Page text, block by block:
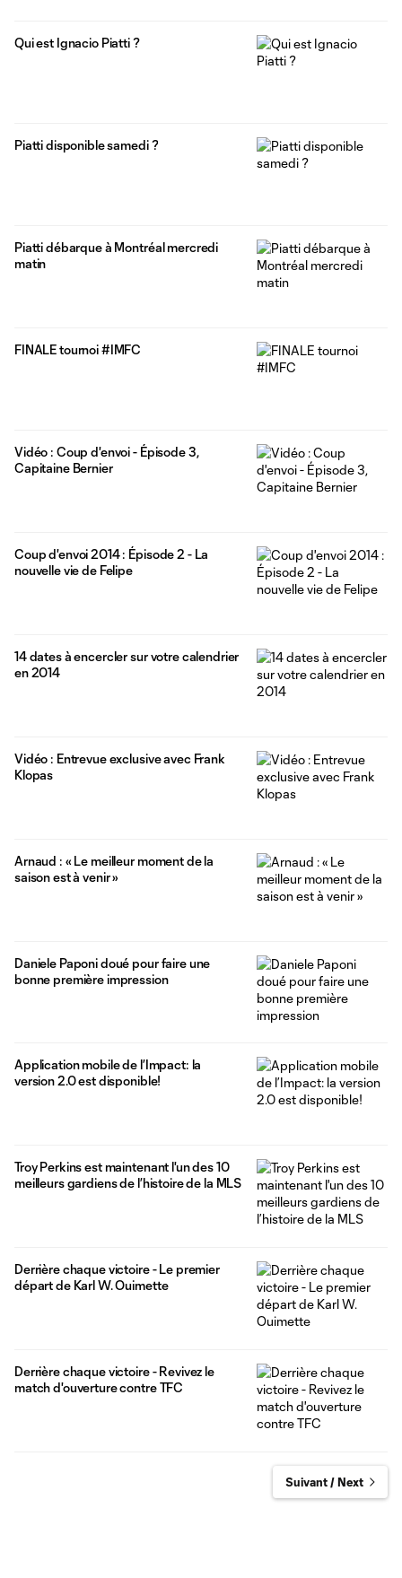
Qui est Ignacio Piatti ?
Piatti disponible samedi ?
Piatti débarque à Montréal mercredi
matin
FINALE tournoi #IMFC
Vidéo : Coup d'envoi - Épisode 3,
Capitaine Bernier
Coup d'envoi 2014 : Épisode 2 - La
nouvelle vie de Felipe
14 dates à encercler sur votre calendrier
en 2014
Vidéo : Entrevue exclusive avec Frank
Klopas
Arnaud : « Le meilleur moment de la
saison est à venir »
Daniele Paponi doué pour faire une
bonne première impression
Application mobile de l’Impact: la
version 2.0 est disponible!
Troy Perkins est maintenant l'un des 10
meilleurs gardiens de l’histoire de la MLS
Derrière chaque victoire - Le premier
départ de Karl W. Ouimette
Derrière chaque victoire - Revivez le
match d'ouverture contre TFC
Suivant / Next